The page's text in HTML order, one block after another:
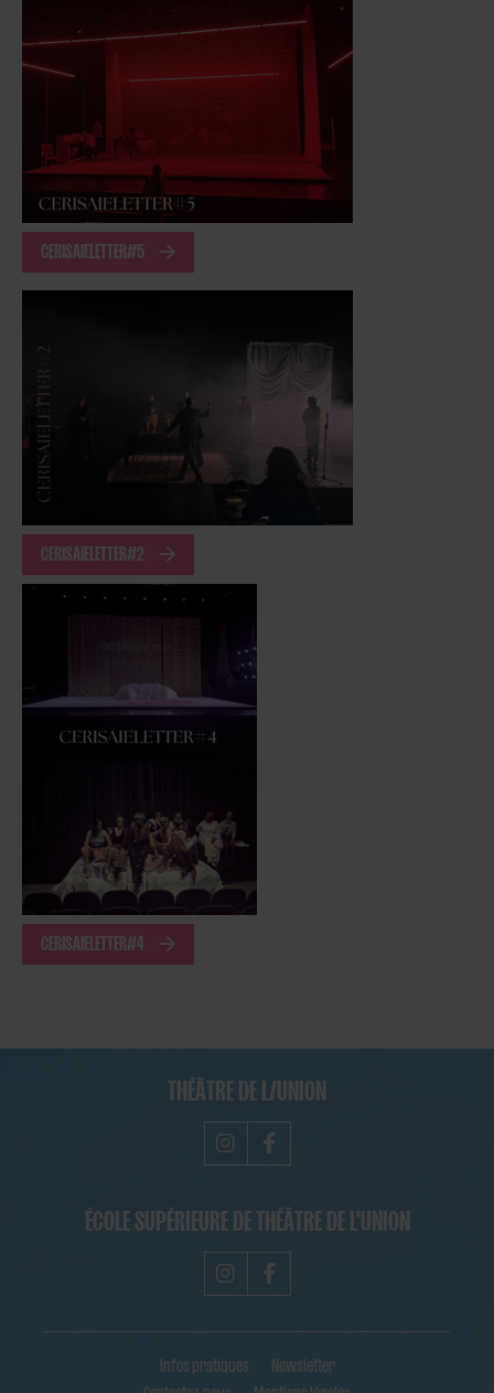
CERISAIELETTER#5
CERISAIELETTER#2
CERISAIELETTER#4
THÉÂTRE DE L/UNION
ÉCOLE SUPÉRIEURE DE THÉÂTRE DE L'UNION
Infos pratiques
Newsletter